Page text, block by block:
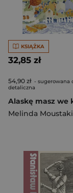
KSIĄŻKA
32,85 zł
54,90 zł - sugerowana
detaliczna
Melinda